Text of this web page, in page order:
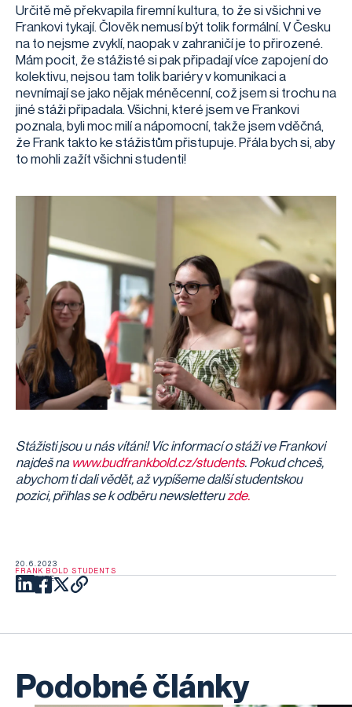
20.6.2023
FRANK BOLD STUDENTS
SDÍLEJTE
Určitě mě překvapila firemní kultura, to že si všichni ve
Frankovi tykají. Člověk nemusí být tolik formální. V Česku
na to nejsme zvyklí, naopak v zahraničí je to přirozené.
Mám pocit, že stážisté si pak připadají více zapojení do
kolektivu, nejsou tam tolik bariéry v komunikaci a
nevnímají se jako nějak méněcenní, což jsem si trochu na
jiné stáži připadala. Všichni, které jsem ve Frankovi
poznala, byli moc milí a nápomocní, takže jsem vděčná,
že Frank takto ke stážistům přistupuje. Přála bych si, aby
to mohli zažít všichni studenti!
Stážisti jsou u nás vítáni! Víc informací o stáži ve Frankovi
najdeš na www.budfrankbold.cz/students. Pokud chceš,
abychom ti dali vědět, až vypíšeme další studentskou
pozici, přihlas se k odběru newsletteruzde.
Podobné články